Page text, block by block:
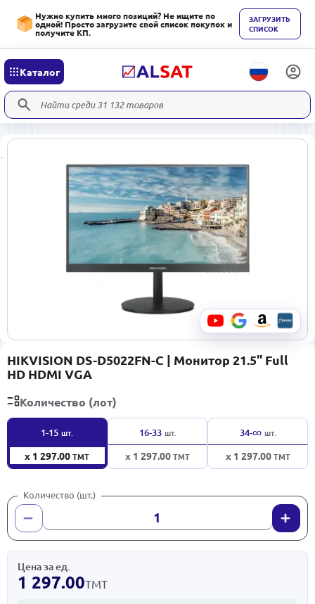
Нужно купить много позиций? Не ищите по
одной! Просто загрузите свой список покупок и
получите КП.
ЗАГРУЗИТЬ
СПИСОК
Каталог
HIKVISION DS-D5022FN-C | Монитор 21.5'' Full
HD HDMI VGA
Количество (лот)
1-15 шт.
x 1 297.00ТМТ
16-33 шт.
x 1 297.00ТМТ
34-∞ шт.
x 1 297.00ТМТ
Количество (шт.)
Цена за ед.
1 297.00ТМТ